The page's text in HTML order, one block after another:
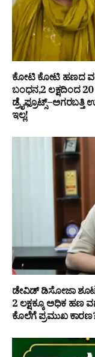
ಕೋಟಿ ಕೋಟಿ ಹಣದ
ಬಂಧನ,₹2 ಲಕ್ಷದಿಂದ
ಇಲ್ಲ!
ಡೇವಿಡ್ ಡಿಸೋಜಾ
₹2 ಲಕ್ಷಕ್ಕೂ ಅಧಿಕ ಹಣ
ಕೊಲೆಗೆ ಪ್ರಮುಖ